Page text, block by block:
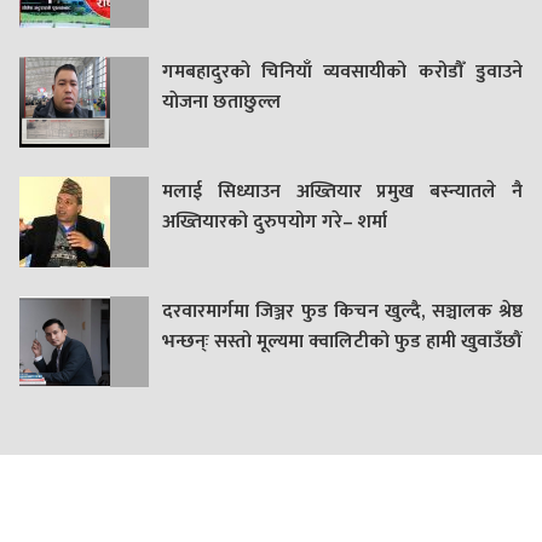
गमबहादुरकाे चिनियाँ व्यवसायीको करोडौँ डुवाउने
याेजना छताछुल्ल
मलाई सिध्याउन अख्तियार प्रमुख बस्न्यातले नै
अख्तियारको दुरुपयोग गरे– शर्मा
दरवारमार्गमा जिञ्जर फुड किचन खुल्दै, सञ्चालक श्रेष्ठ
भन्छन्ः सस्तो मूल्यमा क्वालिटीको फुड हामी खुवाउँछौं